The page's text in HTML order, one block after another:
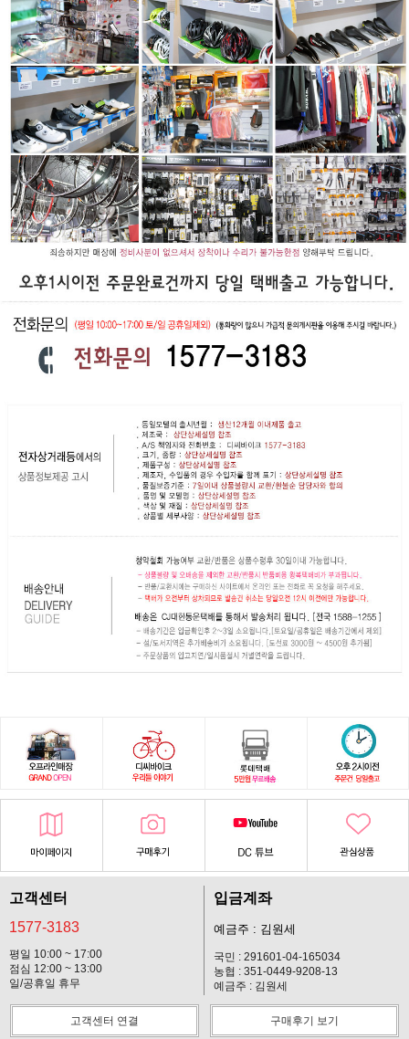
고객센터
1577-3183
평일 10:00 ~ 17:00
점심 12:00 ~ 13:00
일/공휴일 휴무
입금계좌
예금주 : 김원세
국민 : 291601-04-165034
농협 : 351-0449-9208-13
예금주 : 김원세
고객센터 연결 구매후기 보기